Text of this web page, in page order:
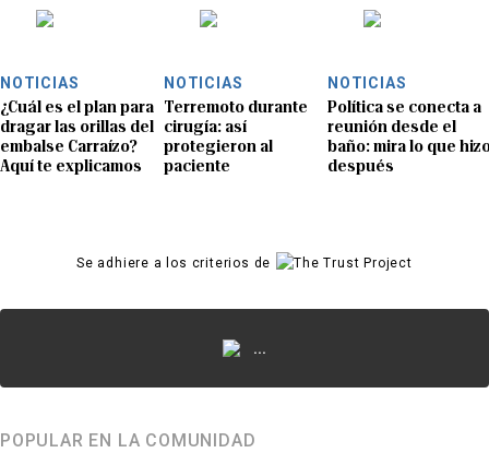
NOTICIAS
¿Cuál es el plan para
dragar las orillas del
embalse Carraízo?
Aquí te explicamos
NOTICIAS
Terremoto durante
cirugía: así
protegieron al
paciente
NOTICIAS
Política se conecta a
reunión desde el
baño: mira lo que
después
Se adhiere a los criterios de
...
POPULAR EN LA COMUNIDAD